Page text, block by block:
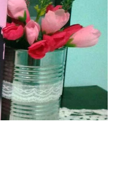
guerra mesmo que
Ardalan nas mãos de seu
para finalmente rever seu
Chaol Westfall passa a
a nova Capitã da